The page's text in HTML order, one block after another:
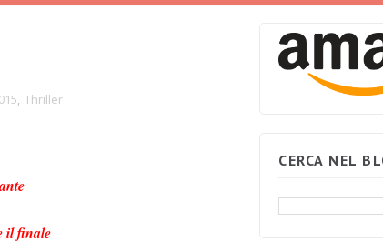
, Thriller
il finale
CERCA NEL